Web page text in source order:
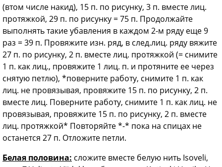
(втом числе накид), 15 п. по рисунку, 3 п. вместе лиц.
протяжкой, 29 п. по рисунку = 75 п. Продолжайте
выполнять такие убавления в каждом 2-м ряду еще 9
раз = 39 п. Провяжите изн. ряд, в след.лиц. ряду вяжите
27 п. по рисунку, 2 п. вместе лиц. протяжкой (= снимите
1 п. как лиц., провяжите 1 лиц. п. и протяните ее через
снятую петлю), *поверните работу, снимите 1 п. как
лиц. не провязывая, провяжите 15 п. по рисунку, 2 п.
вместе лиц. Поверните работу, снимите 1 п. как лиц. не
провязывая, провяжите 15 п. по рисунку, 2 п. вместе
лиц. протяжкой* Повторяйте *-* пока на спицах не
останется 27 п. Отложите петли.
Белая половина: сложите вместе белую нить Isoveli,